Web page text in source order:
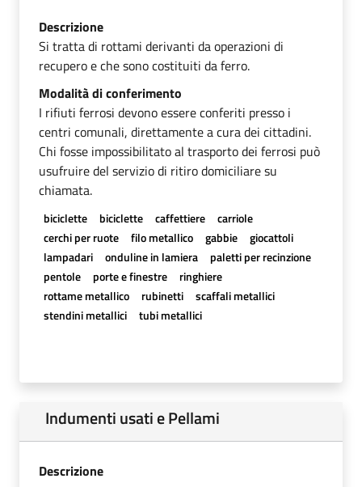
Descrizione
Si tratta di rottami derivanti da operazioni di
recupero e che sono costituiti da ferro.
Modalità di conferimento
I rifiuti ferrosi devono essere conferiti presso i
centri comunali, direttamente a cura dei cittadini.
Chi fosse impossibilitato al trasporto dei ferrosi può
usufruire del servizio di ritiro domiciliare su
chiamata.
biciclette biciclette caffettiere
carriole
cerchi per ruote
filo metallico gabbie
giocattoli
lampadari
onduline in lamiera
paletti per recinzione
pentole
porte e finestre
ringhiere
rottame metallico
rubinetti
scaffali metallici
stendini metallici
tubi metallici
Indumenti usati e Pellami
Descrizione